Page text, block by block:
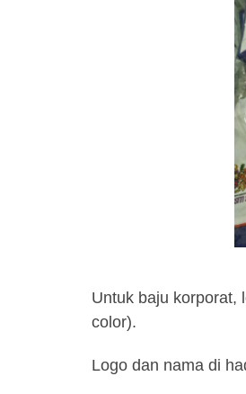
Untuk baju korporat,
color).
Logo dan nama di